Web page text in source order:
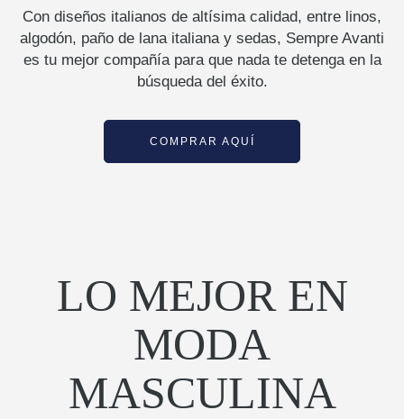
Con diseños italianos de altísima calidad, entre linos,
algodón, paño de lana italiana y sedas, Sempre Avanti
es tu mejor compañía para que nada te detenga en la
búsqueda del éxito.
COMPRAR AQUÍ
LO MEJOR EN
MODA
MASCULINA